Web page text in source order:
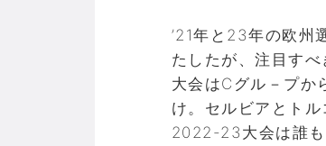
’21年と23年の欧州
たしたが、注目す
大会はCグル－プか
け。セルビアとト
2022-23大会は誰も